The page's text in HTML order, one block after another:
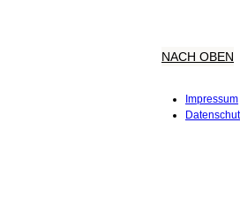
NACH OBEN
Impressum